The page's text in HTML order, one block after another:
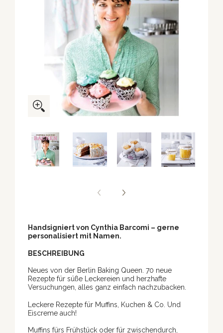
Handsigniert von Cynthia Barcomi – gerne
personalisiert mit Namen.
BESCHREIBUNG
Neues von der Berlin Baking Queen. 70 neue
Rezepte für süße Leckereien und herzhafte
Versuchungen, alles ganz einfach nachzubacken.
Leckere Rezepte für Muffins, Kuchen & Co. Und
Eiscreme auch!
Muffins fürs Frühstück oder für zwischendurch,